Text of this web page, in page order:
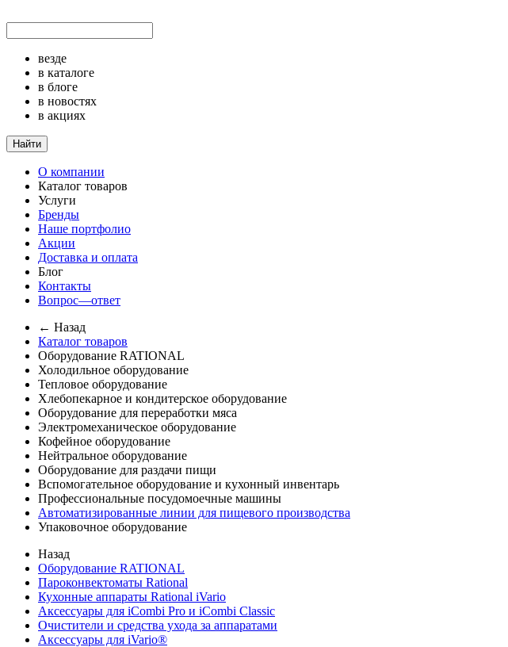
везде
в каталоге
в блоге
в новостях
в акциях
Найти
О компании
Каталог товаров
Услуги
Бренды
Наше портфолио
Акции
Доставка и оплата
Блог
Контакты
Вопрос—ответ
← Назад
Каталог товаров
Оборудование RATIONAL
Холодильное оборудование
Тепловое оборудование
Хлебопекарное и кондитерское оборудование
Оборудование для переработки мяса
Электромеханическое оборудование
Кофейное оборудование
Нейтральное оборудование
Оборудование для раздачи пищи
Вспомогательное оборудование и кухонный инвентарь
Профессиональные посудомоечные машины
Автоматизированные линии для пищевого производства
Упаковочное оборудование
Назад
Оборудование RATIONAL
Пароконвектоматы Rational
Кухонные аппараты Rational iVario
Аксессуары для iCombi Pro и iCombi Classic
Очистители и средства ухода за аппаратами
Аксессуары для iVario®